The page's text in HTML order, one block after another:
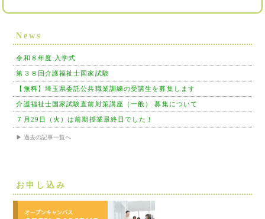
News
令和８年度 入学式
第３８回介護福祉士国家試験
【無料】埼玉県委託公共職業訓練の受講生を募集します
介護福祉士国家試験直前対策講座（一般） 募集について
７月29日（火）は前期授業最終日でした！
▶ 過去の記事一覧へ
お申し込み